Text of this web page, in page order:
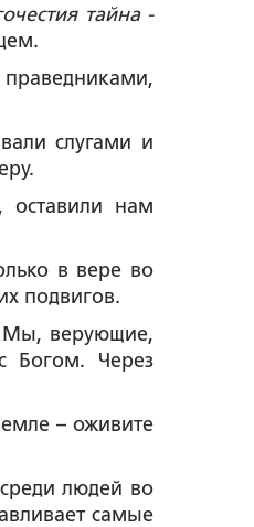
тайна -
слугами и
оставили нам
в вере во
подвигов.
Мы, верующие,
Богом. Через
– оживите
людей во
самые